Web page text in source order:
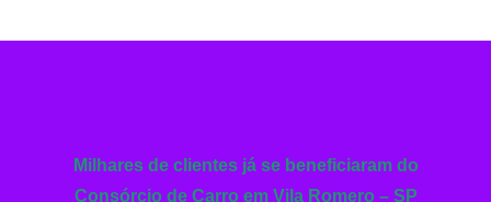
Milhares de clientes já se beneficiaram do
Consórcio de Carro em Vila Romero – SP